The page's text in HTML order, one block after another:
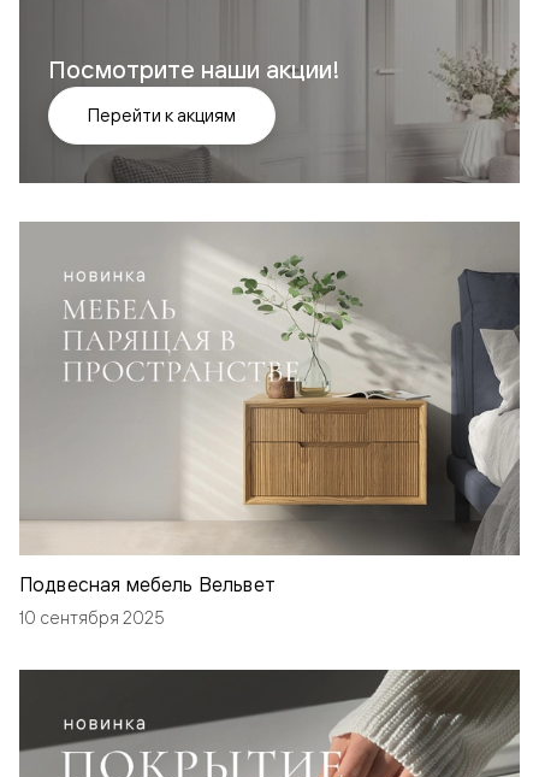
Посмотрите наши акции!
Перейти к акциям
Подвесная мебель Вельвет
10 сентября 2025